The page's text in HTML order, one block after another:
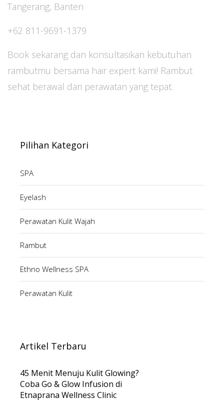
Tangerang, Banten
+62 811-9691-1379
Book sekarang dan konsultasikan kebutuhan
rambutmu bersama hair expert kami! Rambut
sehat berawal dari perawatan yang tepat.
Pilihan Kategori
SPA
Eyelash
Perawatan Kulit Wajah
Rambut
Ethno Wellness SPA
Perawatan Kulit
Artikel Terbaru
45 Menit Menuju Kulit Glowing?
Coba Go & Glow Infusion di
Etnaprana Wellness Clinic